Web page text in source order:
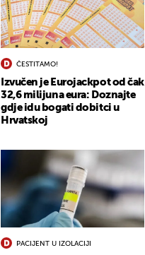
ČESTITAMO!
Izvučen je Eurojackpot od čak
32,6 milijuna eura: Doznajte
gdje idu bogati dobitci u
Hrvatskoj
PACIJENT U IZOLACIJI